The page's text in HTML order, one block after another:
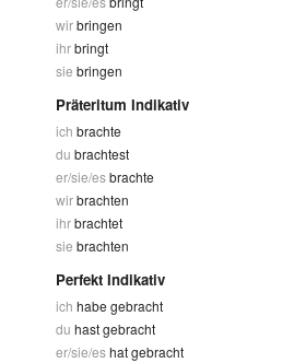
wirbringen
ihrbringt
sie bringen
Präteritum Indikativ
ich brachte
du brachtest
er/sie/esbrachte
wirbrachten
ihrbrachtet
sie brachten
Perfekt Indikativ
ich habe gebracht
du hast gebracht
er/sie/eshat gebracht